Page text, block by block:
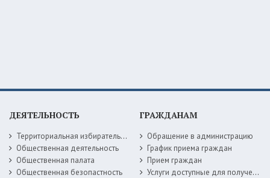
ДЕЯТЕЛЬНОСТЬ
Территориальная избирательная комиссия
Общественная деятельность
Общественная палата
Общественная безопастность
ГРАЖДАНАМ
Обращение в администрацию
График приема граждан
Прием граждан
Услуги доступные для получения в электронной форме